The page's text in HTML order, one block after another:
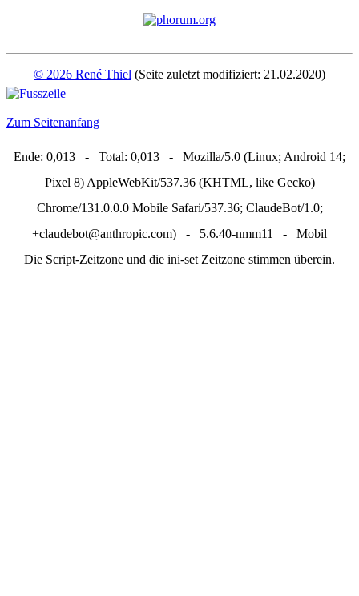
© 2026 René Thiel (Seite zuletzt modifiziert: 21.02.2020)
Zum Seitenanfang
Ende: 0,013 - Total: 0,013 - Mozilla/5.0 (Linux; Android 14;
Pixel 8) AppleWebKit/537.36 (KHTML, like Gecko)
Chrome/131.0.0.0 Mobile Safari/537.36; ClaudeBot/1.0;
+claudebot@anthropic.com) - 5.6.40-nmm11 - Mobil
Die Script-Zeitzone und die ini-set Zeitzone stimmen überein.